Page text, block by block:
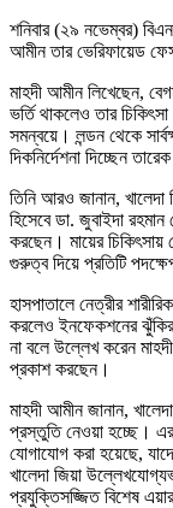
শনিবার (২৯ নভেম্বর)
আমীন তার ভেরিফায়েড
মাহদী আমীন লিখেছেন,
ভর্তি থাকলেও তার
সমন্বয়ে। লন্ডন থেকে
দিকনির্দেশনা দিচ্ছেন
তিনি আরও জানান, খালেদা
হিসেবে ডা. জুবাইদা
করছেন। মায়ের চিকিৎসায়
গুরুত্ব দিয়ে প্রতিটি
হাসপাতালে নেত্রীর
করলেও ইনফেকশনের ঝুঁকির
না বলে উল্লেখ করেন
প্রকাশ করছেন।
মাহদী আমীন জানান,
প্রস্তুতি নেওয়া হচ্ছে।
যোগাযোগ করা হয়েছে,
খালেদা জিয়া
প্রযুক্তিসজ্জিত বিশেষ